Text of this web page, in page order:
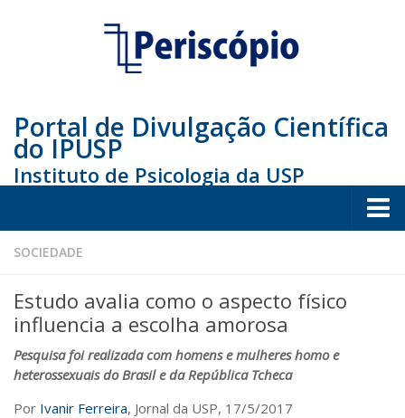
Portal de Divulgação Científica
do IPUSP
Instituto de Psicologia da USP
Home
Educação
Arte e Cultura
Bio
SOCIEDADE
Estudo avalia como o aspecto físico
influencia a escolha amorosa
Pesquisa foi realizada com homens e mulheres homo e
heterossexuais do Brasil e da República Tcheca
Por Ivanir Ferreira, Jornal da USP, 17/5/2017